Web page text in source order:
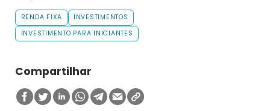
RENDA FIXA
INVESTIMENTOS
INVESTIMENTO PARA INICIANTES
Compartilhar